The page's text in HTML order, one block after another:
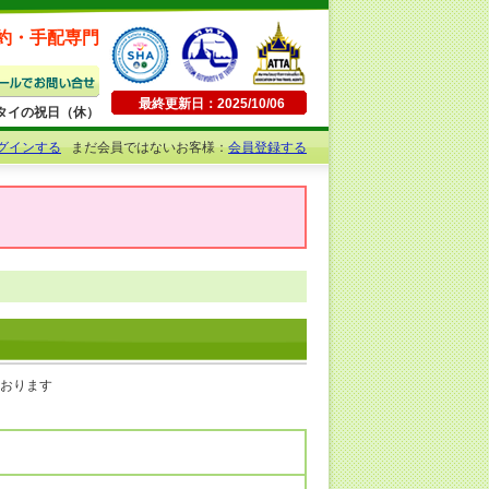
・手配専門
の祝日（休）
最終更新日：2025/10/06
インするまだ会員ではないお客様：会員登録する
ります